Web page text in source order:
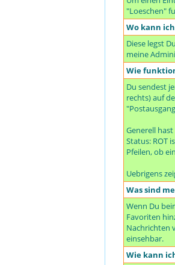
"Loeschen"
Wo kann
Diese legst
meine
Wie
Du sendest
rechts) auf
Generell
Status: ROT
Pfeilen, ob
Uebrigens
Was sind
Wenn Du
Favoriten
Nachrichten
einsehbar.
Wie kann